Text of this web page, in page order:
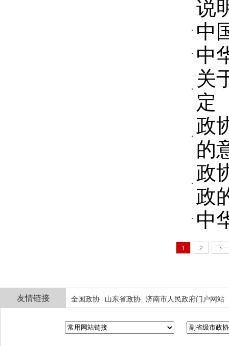
说
中
中
关
定
政
的
政
政
中
1 2 下
友情链接 全国政协 山东省政协 济南市人民政府门户网站